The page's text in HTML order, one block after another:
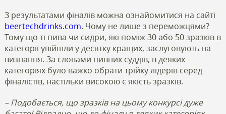
З результатами фіналів можна ознайомитися на сайті
beertechdrinks.com. Чому не лише з переможцями?
Тому що ті пива чи сидри, які поміж 30 або 50 зразків в
категорії увійшли у десятку кращих, заслуговують на
визнання. За словами пивних суддів, в деяких
категоріях було важко обрати трійку лідерів серед
фіналістів, настільки високою є якість зразків.
– Подобається, що зразків на цьому конкурсі дуже